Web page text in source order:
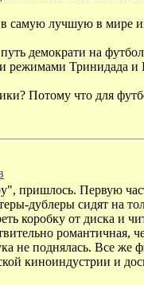
самую лучшую в мире
демократи на
режимами Тринидада и
Потому что для
пришлось. Первую
дублеры сидят на
коробку от диска и
не поднялась. Все
киноиндустрии и